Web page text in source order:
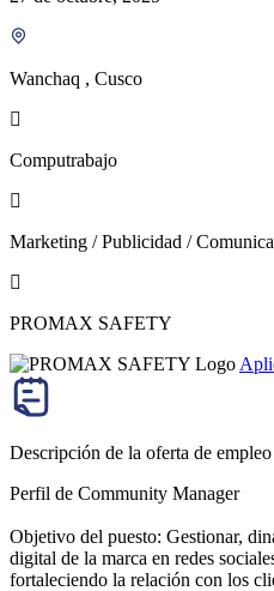
Wanchaq , Cusco
Computrabajo
Marketing / Publicidad /
PROMAX SAFETY
Descripción de la oferta de empleo
Perfil de Community Manager
Objetivo del puesto: Gestionar,
digital de la marca en redes
fortaleciendo la relación con los